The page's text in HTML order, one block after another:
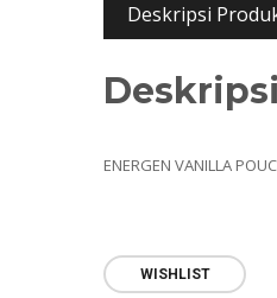
Deskripsi
ENERGEN VANILLA
WISHLIST